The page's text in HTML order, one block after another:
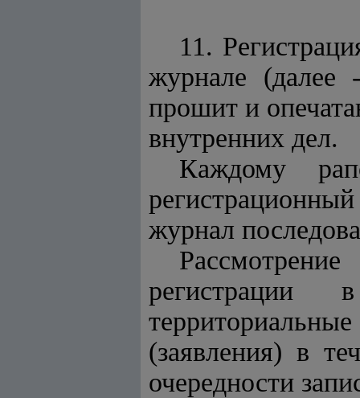
11.
журнале (далее
прошит и
внутренних дел.
Каждому
журнал
регистрации
(заявления) в
очередности